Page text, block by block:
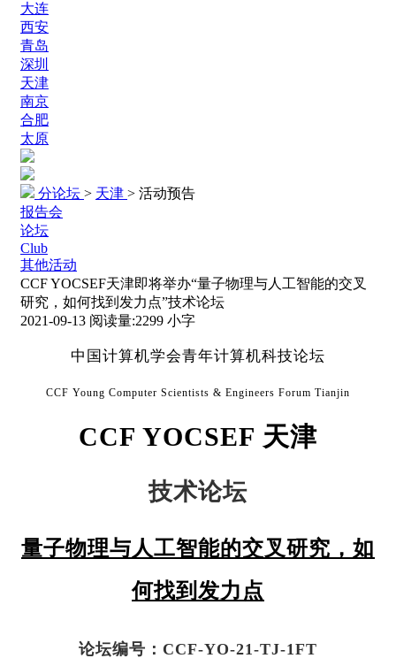
大连
西安
青岛
深圳
天津
南京
合肥
太原
分论坛 > 天津 > 活动预告
报告会
论坛
Club
其他活动
CCF YOCSEF天津即将举办“量子物理与人工智能的交叉
研究，如何找到发力点”技术论坛
2021-09-13 阅读量:2299 小字
中国计算机学会青年计算机科技论坛
CCF Young Computer Scientists & Engineers Forum Tianjin
CCF YOCSEF 天津
技术论坛
量子物理与人工智能的交叉研究，如
何找到发力点
论坛编号：CCF-YO-21-TJ-1FT